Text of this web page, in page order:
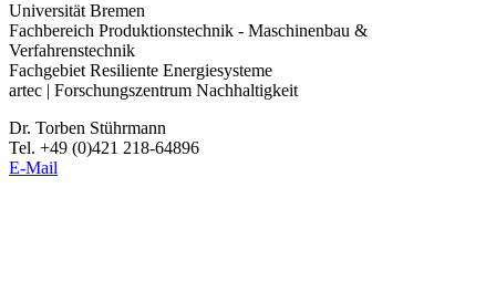
Universität Bremen
Fachbereich Produktionstechnik - Maschinenbau &
Verfahrenstechnik
Fachgebiet Resiliente Energiesysteme
artec | Forschungszentrum Nachhaltigkeit
Dr. Torben Stührmann
Tel. +49 (0)421 218-64896
E-Mail